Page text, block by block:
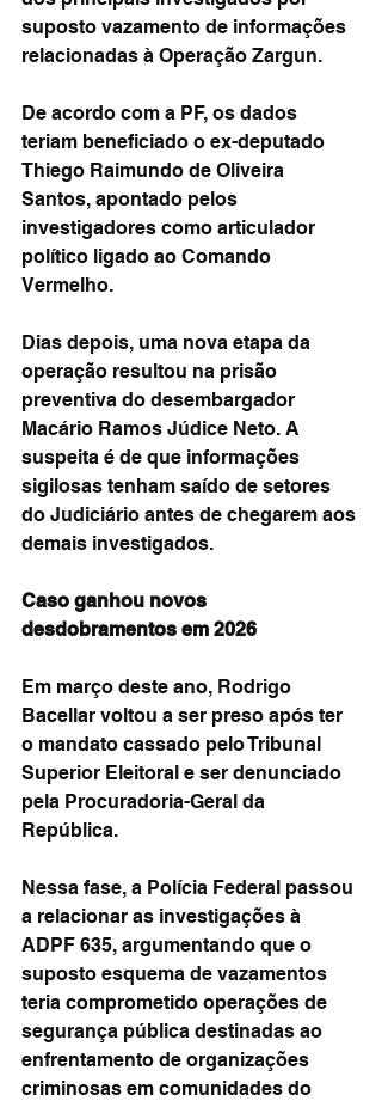
suposto vazamento de informações
relacionadas à Operação Zargun.
De acordo com a PF, os dados
teriam beneficiado o ex-deputado
Thiego Raimundo de Oliveira
Santos, apontado pelos
investigadores como articulador
político ligado ao Comando
Vermelho.
Dias depois, uma nova etapa da
operação resultou na prisão
preventiva do desembargador
Macário Ramos Júdice Neto. A
suspeita é de que informações
sigilosas tenham saído de setores
do Judiciário antes de chegarem aos
demais investigados.
Caso ganhou novos
desdobramentos em 2026
Em março deste ano, Rodrigo
Bacellar voltou a ser preso após ter
o mandato cassado pelo Tribunal
Superior Eleitoral e ser denunciado
pela Procuradoria-Geral da
República.
Nessa fase, a Polícia Federal passou
a relacionar as investigações à
ADPF 635, argumentando que o
suposto esquema de vazamentos
teria comprometido operações de
segurança pública destinadas ao
enfrentamento de organizações
criminosas em comunidades do